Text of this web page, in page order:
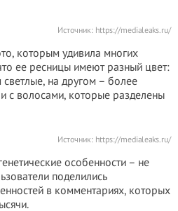
Источник: https://medialeaks.ru/
которым удивила многих
ее ресницы имеют разный цвет:
на другом – более
с волосами, которые разделены
Источник: https://medialeaks.ru/
особенности – не
поделились
в комментариях, которых